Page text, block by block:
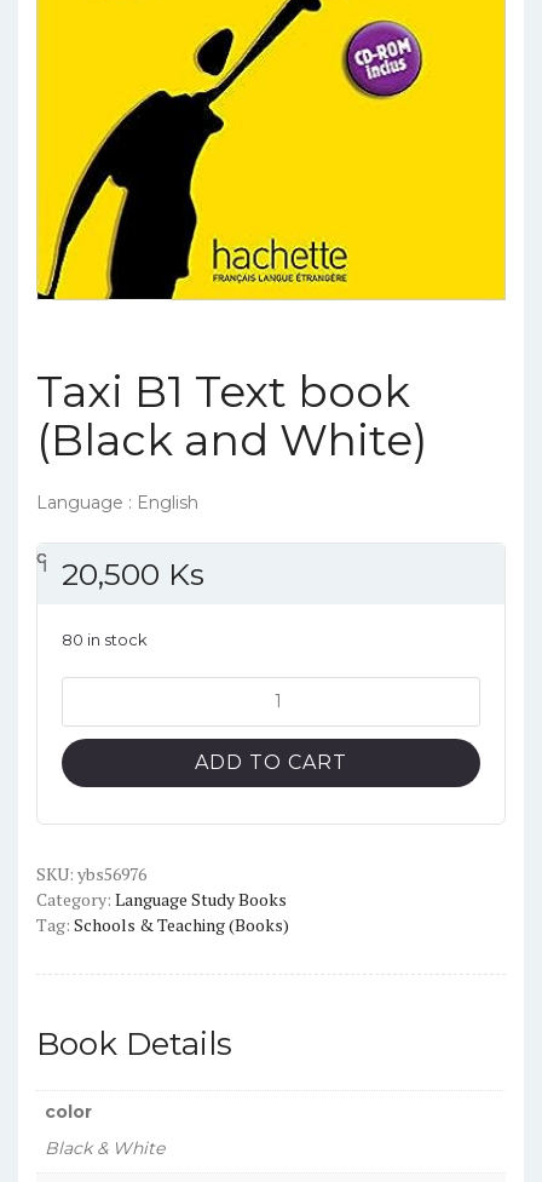
Taxi B1 Text book
(Black and White)
Language : English
၎
င
၎
၎ 20,500 Ks
80 in stock
B1
Text
book
White)
quantity
ADD TO CART
SKU: ybs56976
Category: Language Study Books
Tag: Schools & Teaching (Books)
Book Details
color
Black & White